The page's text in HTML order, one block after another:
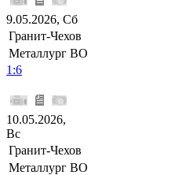
9.05.2026, Сб
Гранит-Чехов
Металлург ВО
1:6
10.05.2026,
Вс
Гранит-Чехов
Металлург ВО